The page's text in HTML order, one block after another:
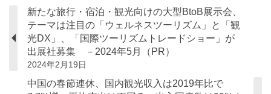
新たな旅行・宿泊・観光向けの大型BtoB展示会、
テーマは注目の「ウェルネスツーリズム」と「観
光DX」、「国際ツーリズムトレードショー」が
出展社募集 －2024年5月（PR）
2024年2月19日
中国の春節連休、国内観光収入は2019年比で